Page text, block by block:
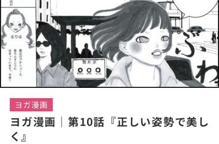
ヨガ漫画
ヨガ漫画｜第10話『正しい姿勢で美し
く』